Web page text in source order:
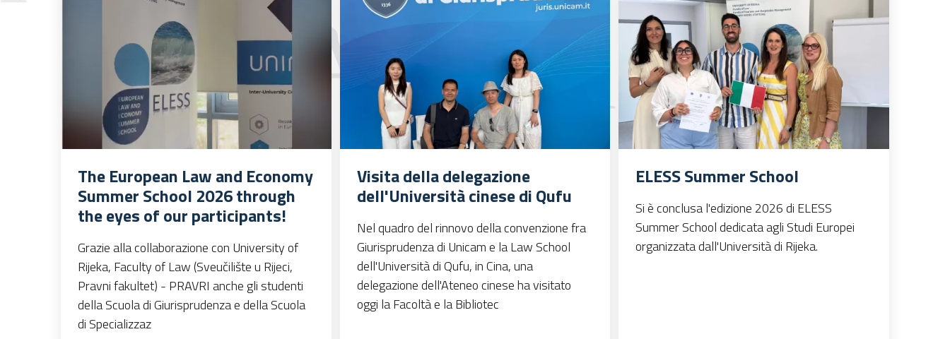
The European Law and Economy
Summer School 2026 through
the eyes of our participants!
Grazie alla collaborazione con University of
Rijeka, Faculty of Law (Sveučilište u Rijeci,
Pravni fakultet) - PRAVRI anche gli studenti
della Scuola di Giurisprudenza e della Scuola
di Specializzaz
Visita della delegazione
dell'Università cinese di Qufu
Nel quadro del rinnovo della convenzione fra
Giurisprudenza di Unicam e la Law School
dell'Università di Qufu, in Cina, una
delegazione dell'Ateneo cinese ha visitato
oggi la Facoltà e la Bibliotec
ELESS Summer School
Si è conclusa l'edizione 2026 di ELESS
Summer School dedicata agli Studi Europei
organizzata dall'Università di Rijeka.